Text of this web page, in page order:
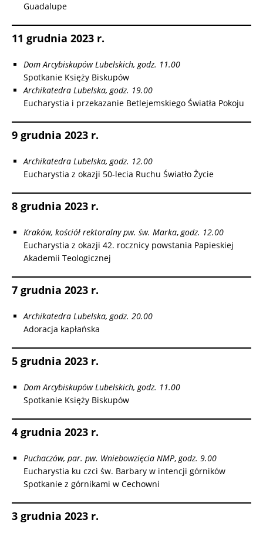
Guadalupe
11 grudnia 2023 r.
Dom Arcybiskupów Lubelskich, godz. 11.00
Spotkanie Księży Biskupów
Archikatedra Lubelska, godz. 19.00
Eucharystia i przekazanie Betlejemskiego Światła Pokoju
9 grudnia 2023 r.
Archikatedra Lubelska, godz. 12.00
Eucharystia z okazji 50-lecia Ruchu Światło Życie
8 grudnia 2023 r.
Kraków, kościół rektoralny pw. św. Marka,godz. 12.00
Eucharystia z okazji 42. rocznicy powstania Papieskiej
Akademii Teologicznej
7 grudnia 2023 r.
Archikatedra Lubelska, godz. 20.00
Adoracja kapłańska
5 grudnia 2023 r.
Dom Arcybiskupów Lubelskich, godz. 11.00
Spotkanie Księży Biskupów
4 grudnia 2023 r.
Puchaczów, par. pw. Wniebowzięcia NMP,godz. 9.00
Eucharystia ku czci św. Barbary w intencji górników
Spotkanie z górnikami w Cechowni
3 grudnia 2023 r.